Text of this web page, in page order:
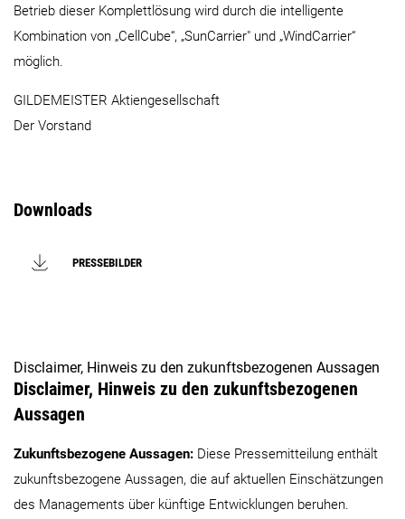
Betrieb dieser Komplettlösung wird durch die intelligente
Kombination von „CellCube“, „SunCarrier" und „WindCarrier“
möglich.
GILDEMEISTER Aktiengesellschaft
Der Vorstand
Downloads
PRESSEBILDER
Disclaimer, Hinweis zu den zukunftsbezogenen Aussagen
Disclaimer, Hinweis zu den zukunftsbezogenen
Aussagen
Zukunftsbezogene Aussagen: Diese Pressemitteilung enthält
zukunftsbezogene Aussagen, die auf aktuellen Einschätzungen
des Managements über künftige Entwicklungen beruhen.